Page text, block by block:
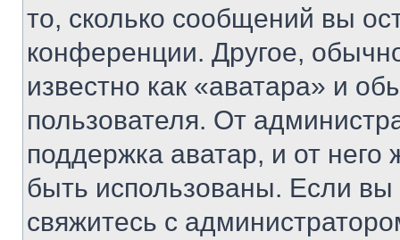
то, сколько сообщений вы
конференции. Другое,
известно как «аватара» и
пользователя. От
поддержка аватар, и от него
быть использованы. Если
свяжитесь с